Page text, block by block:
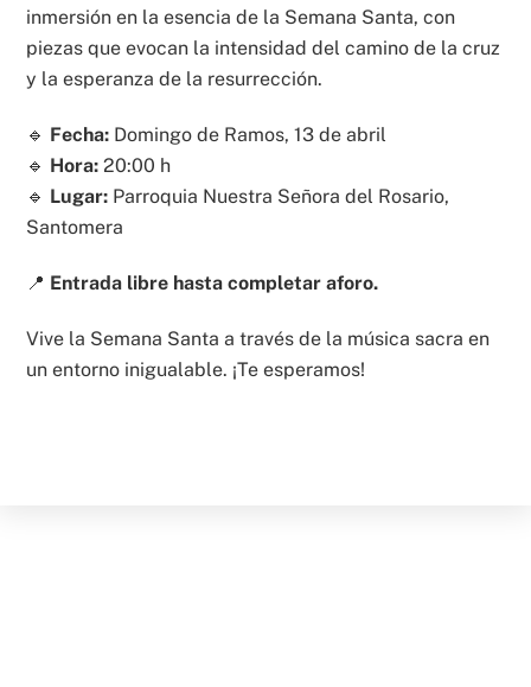
inmersión en la esencia de la Semana Santa, con
piezas que evocan la intensidad del camino de la cruz
y la esperanza de la resurrección.
🔹 Fecha: Domingo de Ramos, 13 de abril
🔹 Hora: 20:00 h
🔹 Lugar: Parroquia Nuestra Señora del Rosario,
Santomera
📍 Entrada libre hasta completar aforo.
Vive la Semana Santa a través de la música sacra en
un entorno inigualable. ¡Te esperamos!